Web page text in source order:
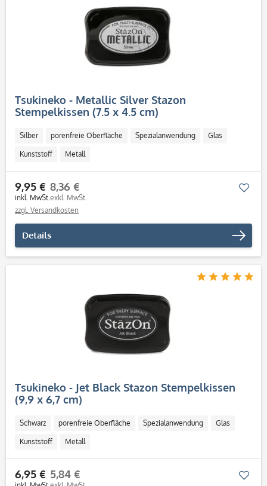
Tsukineko - Metallic Silver Stazon
Stempelkissen (7.5 x 4.5 cm)
Silber porenfreie Oberfläche Spezialanwendung Glas
Kunststoff Metall
9,95 €
inkl. MwSt.
8,36 €
exkl. MwSt.
zzgl. Versandkosten
Details
Tsukineko - Jet Black Stazon Stempelkissen
(9,9 x 6,7 cm)
Schwarz porenfreie Oberfläche Spezialanwendung Glas
Kunststoff Metall
6,95 € 5,84 €